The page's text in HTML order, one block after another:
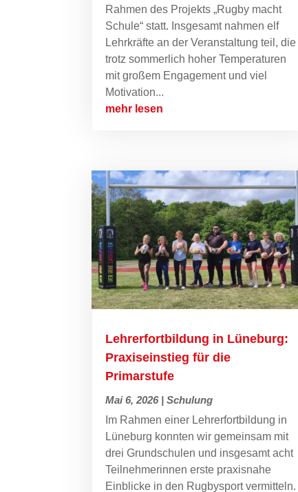
Rahmen des Projekts „Rugby macht
Schule“ statt. Insgesamt nahmen elf
Lehrkräfte an der Veranstaltung teil, die
trotz sommerlich hoher Temperaturen
mit großem Engagement und viel
Motivation...
mehr lesen
Lehrerfortbildung in Lüneburg:
Praxiseinstieg für die
Primarstufe
Mai 6, 2026|Schulung
Im Rahmen einer Lehrerfortbildung in
Lüneburg konnten wir gemeinsam mit
drei Grundschulen und insgesamt acht
Teilnehmerinnen erste praxisnahe
Einblicke in den Rugbysport vermitteln.